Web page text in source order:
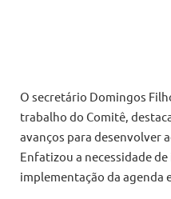
O secretário Domingos
trabalho do Comitê,
avanços para desenvolver
Enfatizou a necessidade
implementação da agenda